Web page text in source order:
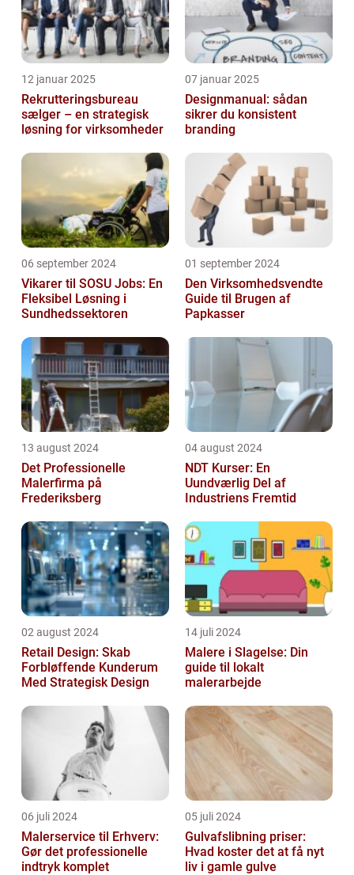
12 januar 2025
Rekrutteringsbureau
sælger – en strategisk
løsning for virksomheder
07 januar 2025
Designmanual: sådan
sikrer du konsistent
branding
06 september 2024
Vikarer til SOSU Jobs: En
Fleksibel Løsning i
Sundhedssektoren
01 september 2024
Den Virksomhedsvendte
Guide til Brugen af
Papkasser
13 august 2024
Det Professionelle
Malerfirma på
Frederiksberg
04 august 2024
NDT Kurser: En
Uundværlig Del af
Industriens Fremtid
02 august 2024
Retail Design: Skab
Forbløffende Kunderum
Med Strategisk Design
14 juli 2024
Malere i Slagelse: Din
guide til lokalt
malerarbejde
06 juli 2024
Malerservice til Erhverv:
Gør det professionelle
indtryk komplet
05 juli 2024
Gulvafslibning priser:
Hvad koster det at få nyt
liv i gamle gulve